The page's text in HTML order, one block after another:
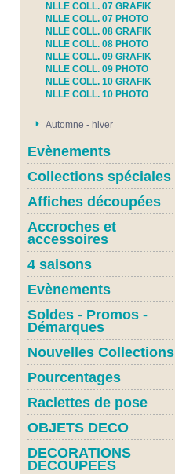
NLLE COLL. 07 GRAFIK
NLLE COLL. 07 PHOTO
NLLE COLL. 08 GRAFIK
NLLE COLL. 08 PHOTO
NLLE COLL. 09 GRAFIK
NLLE COLL. 09 PHOTO
NLLE COLL. 10 GRAFIK
NLLE COLL. 10 PHOTO
Automne - hiver
Evènements
Collections spéciales
Affiches découpées
Accroches et
accessoires
4 saisons
Evènements
Soldes - Promos -
Démarques
Nouvelles Collections
Pourcentages
Raclettes de pose
OBJETS DECO
DECORATIONS
DECOUPEES